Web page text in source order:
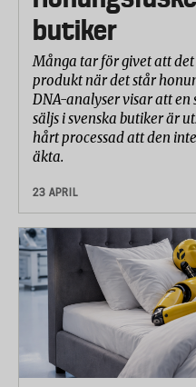
butiker
Många tar för givet att
produkt när det står
DNA-analyser visar att en
säljs i svenska butiker är
hårt processad att den
äkta.
23 APRIL